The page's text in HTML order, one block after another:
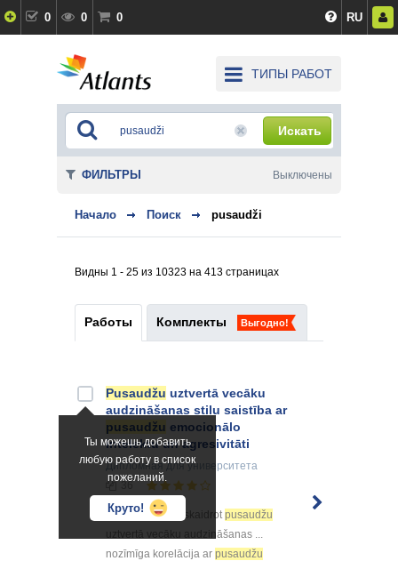
0 0 0 RU
ТИПЫ РАБОТ
Искать
Начало Поиск pusaudži
Видны 1 - 25 из 10323 на 413 страницах
Работы Комплекты Выгодно!
Ты можешь добавить
любую работу в список
пожеланий.
Круто!
Pusaudžu uztvertā vecāku
audzināšanas stilu saistība ar
pusaudžu emocionālo
intelektu un agresivitāti
Дипломнаядля университета
... mērķis bija noskaidrotpusaudžu
uztvertā vecāku audzināšanas ...
nozīmīga korelācija ar pusaudžu
ФИЛЬТРЫ Выключены